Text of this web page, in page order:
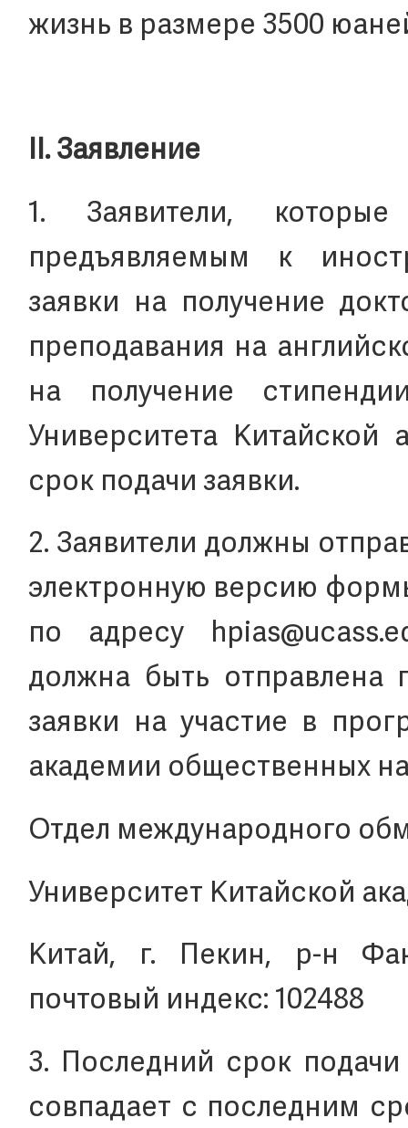
жизнь в размере 3500
II. Заявление
1. Заявители, которые
предъявляемым к
заявки на получение
преподавания на
на получение
Университета Китайской
срок подачи заявки.
2. Заявители должны
электронную версию
по адресу
должна быть отправлена
заявки на участие в
академии общественных
Отдел международного
Университет Китайской
Китай, г. Пекин, р-н
почтовый индекс: 102488
3. Последний срок
совпадает с последним